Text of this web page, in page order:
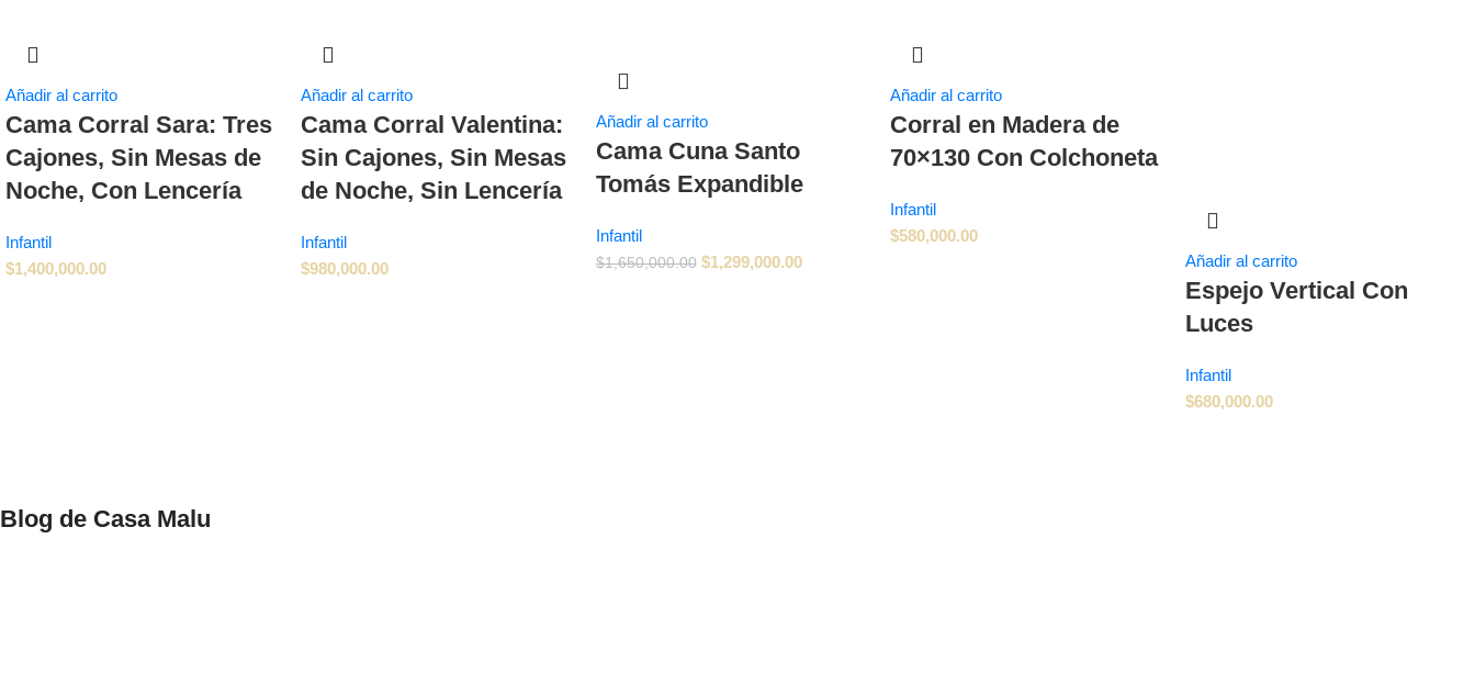
Añadir al carrito
Cama Corral Sara: Tres
Cajones, Sin Mesas de
Noche, Con Lencería
Infantil
$1,400,000.00
Añadir al carrito
Cama Corral Valentina:
Sin Cajones, Sin Mesas
de Noche, Sin Lencería
Infantil
$980,000.00
Añadir al carrito
Cama Cuna Santo
Tomás Expandible
Infantil
$1,650,000.00 $1,299,000.00
Añadir al carrito
Corral en Madera de
70×130 Con Colchoneta
Infantil
$580,000.00
Añadir al carrito
Espejo Vertical Con
Luces
Infantil
$680,000.00
Blog de Casa Malu